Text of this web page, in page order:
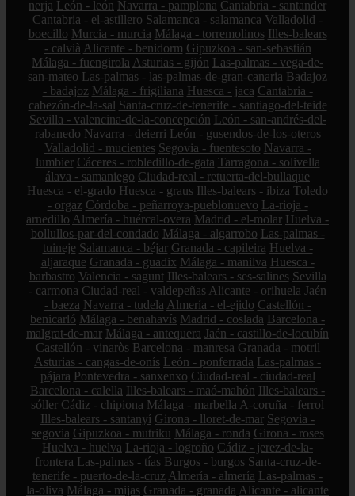
nerja León - león Navarra - pamplona Cantabria - santander
Cantabria - el-astillero Salamanca - salamanca Valladolid -
boecillo Murcia - murcia Málaga - torremolinos Illes-balears
- calvià Alicante - benidorm Gipuzkoa - san-sebastián
Málaga - fuengirola Asturias - gijón Las-palmas - vega-de-
san-mateo Las-palmas - las-palmas-de-gran-canaria Badajoz
- badajoz Málaga - frigiliana Huesca - jaca Cantabria -
cabezón-de-la-sal Santa-cruz-de-tenerife - santiago-del-teide
Sevilla - valencina-de-la-concepción León - san-andrés-del-
rabanedo Navarra - deierri León - gusendos-de-los-oteros
Valladolid - mucientes Segovia - fuentesoto Navarra -
lumbier Cáceres - robledillo-de-gata Tarragona - solivella
álava - samaniego Ciudad-real - retuerta-del-bullaque
Huesca - el-grado Huesca - graus Illes-balears - ibiza Toledo
- orgaz Córdoba - peñarroya-pueblonuevo La-rioja -
arnedillo Almería - huércal-overa Madrid - el-molar Huelva -
bollullos-par-del-condado Málaga - algarrobo Las-palmas -
tuineje Salamanca - béjar Granada - capileira Huelva -
aljaraque Granada - guadix Málaga - manilva Huesca -
barbastro Valencia - sagunt Illes-balears - ses-salines Sevilla
- carmona Ciudad-real - valdepeñas Alicante - orihuela Jaén
- baeza Navarra - tudela Almería - el-ejido Castellón -
benicarló Málaga - benahavís Madrid - coslada Barcelona -
malgrat-de-mar Málaga - antequera Jaén - castillo-de-locubín
Castellón - vinaròs Barcelona - manresa Granada - motril
Asturias - cangas-de-onís León - ponferrada Las-palmas -
pájara Pontevedra - sanxenxo Ciudad-real - ciudad-real
Barcelona - calella Illes-balears - maó-mahón Illes-balears -
sóller Cádiz - chipiona Málaga - marbella A-coruña - ferrol
Illes-balears - santanyí Girona - lloret-de-mar Segovia -
segovia Gipuzkoa - mutriku Málaga - ronda Girona - roses
Huelva - huelva La-rioja - logroño Cádiz - jerez-de-la-
frontera Las-palmas - tías Burgos - burgos Santa-cruz-de-
tenerife - puerto-de-la-cruz Almería - almería Las-palmas -
la-oliva Málaga - mijas Granada - granada Alicante - alicante